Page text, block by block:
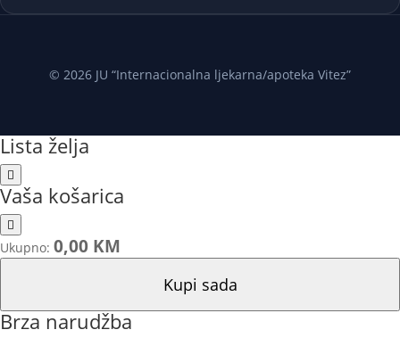
© 2026 JU “Internacionalna ljekarna/apoteka Vitez”
Lista želja
Vaša košarica
Ukupno: 0,00 KM
Kupi sada
Brza narudžba